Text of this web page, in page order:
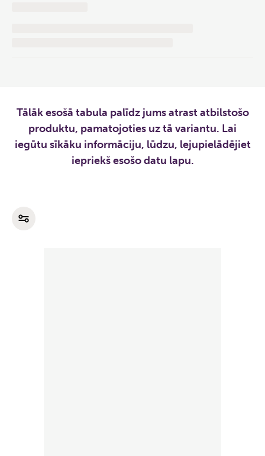
Tālāk esošā tabula palīdz jums atrast atbilstošo
produktu, pamatojoties uz tā variantu. Lai
iegūtu sīkāku informāciju, lūdzu, lejupielādējiet
iepriekš esošo datu lapu.